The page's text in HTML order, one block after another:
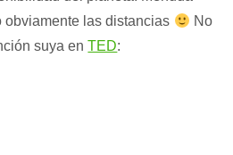
las distancias
No
suya enTED: